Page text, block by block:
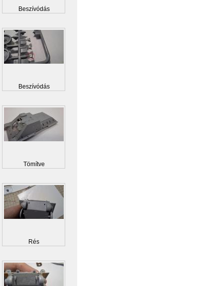
Beszívódás
Beszívódás
Tömítve
Rés